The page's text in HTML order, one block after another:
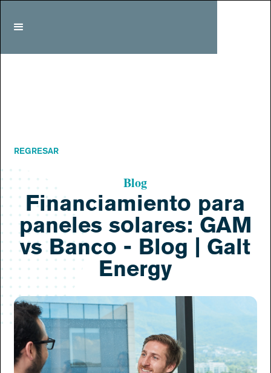
REGRESAR
Blog
Financiamiento para
paneles solares: GAM
vs Banco - Blog | Galt
Energy